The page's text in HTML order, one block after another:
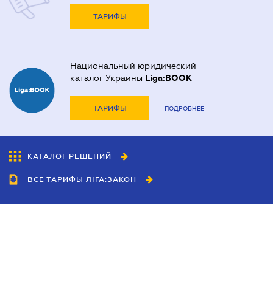
ТАРИФЫ
Национальный юридический
каталог Украины Liga:BOOK
ТАРИФЫ ПОДРОБНЕЕ
КАТАЛОГ РЕШЕНИЙ
ВСЕ ТАРИФЫ ЛІГА:ЗАКОН